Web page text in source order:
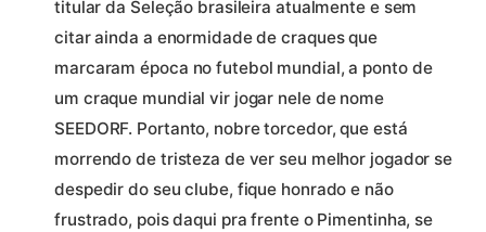
titular da Seleção brasileira atualmente e sem
citar ainda a enormidade de craques que
marcaram época no futebol mundial, a ponto de
um craque mundial vir jogar nele de nome
SEEDORF. Portanto, nobre torcedor, que está
morrendo de tristeza de ver seu melhor jogador se
despedir do seu clube, fique honrado e não
frustrado, pois daqui pra frente o Pimentinha, se